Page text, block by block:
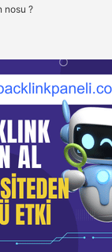
nosu ?